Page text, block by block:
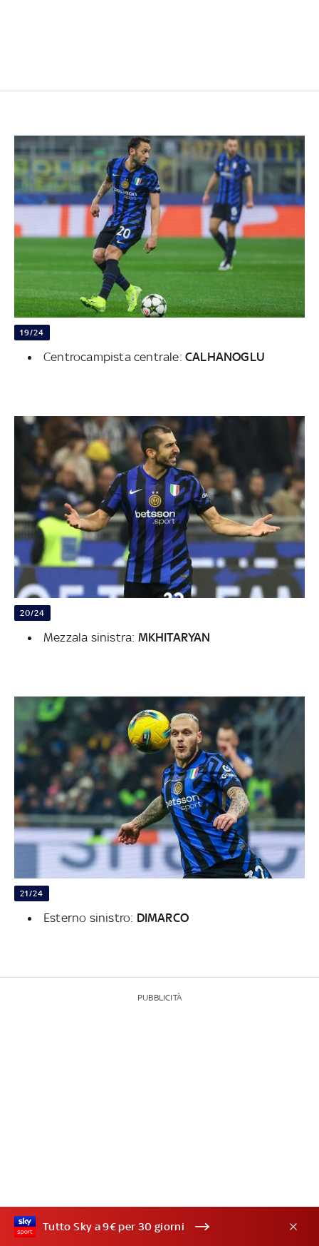
19/24
Centrocampista centrale: CALHANOGLU
20/24
Mezzala sinistra: MKHITARYAN
21/24
Esterno sinistro: DIMARCO
PUBBLICITÀ
Tutto Sky a 9€ per 30 giorni